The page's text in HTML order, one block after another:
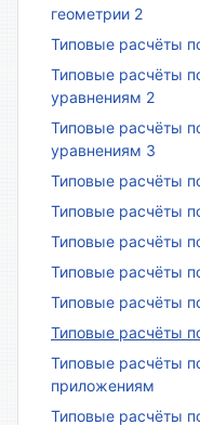
геометрии 2
Типовые расчёты
Типовые расчёты
уравнениям 2
Типовые расчёты
уравнениям 3
Типовые расчёты
Типовые расчёты
Типовые расчёты
Типовые расчёты
Типовые расчёты
Типовые расчёты
Типовые расчёты
приложениям
Типовые расчёты